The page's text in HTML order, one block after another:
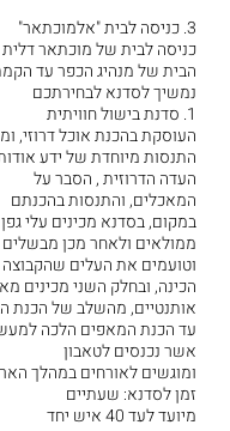
3. כניסה לבית "אלמוכתאר"
כניסה לבית של מוכתאר דלית
הבית של מנהיג הכפר עד
נמשיך לסדנא לבחירתכם
1. סדנת בישול חוויתית
העוסקת בהכנת אוכל דרוזי,
התנסות מיוחדת של ידע
העדה הדרוזית , הסבר על
המאכלים, והתנסות בהכנתם
במקום, בסדנא מכינים עלי גפן
ממולאים ולאחר מכן מבשלים
וטועמים את העלים שהקבוצה
הכינה, ובחלק השני מכינים
אותנטיים, מהשלב של הכנת
עד הכנת המאפים הלכה
אשר נכנסים לטאבון
ומוגשים לאורחים במהלך
זמן לסדנא: שעתיים
מיועד לעד 40 איש יחד